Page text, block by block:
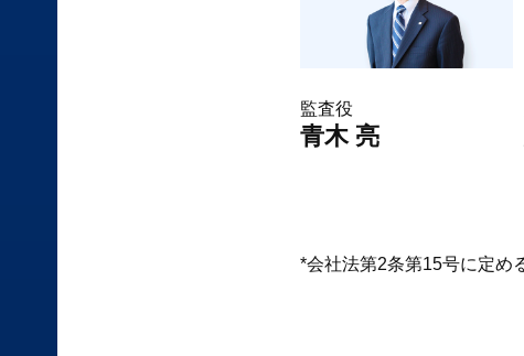
監査役
青木 亮
*会社法第2条第15号に定め